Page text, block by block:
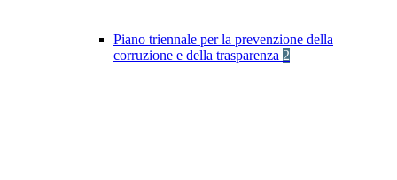
Piano triennale per la prevenzione della
corruzione e della trasparenza 2